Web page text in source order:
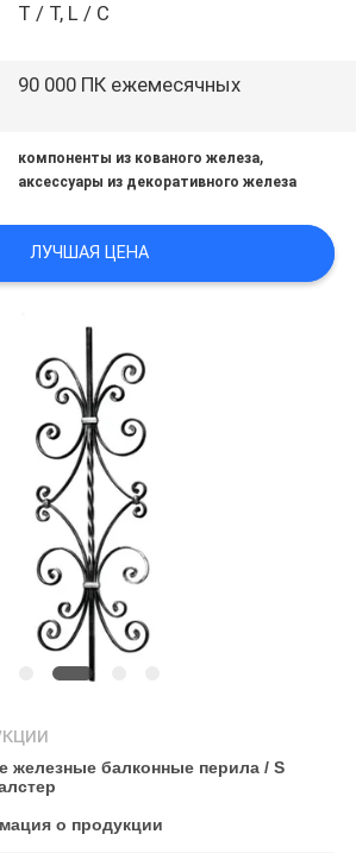
T / T, L / C
90 000 ПК ежемесячных
компоненты из кованого железа,
аксессуары из декоративного железа
ЛУЧШАЯ ЦЕНА
железные балконные перила / S
о продукции